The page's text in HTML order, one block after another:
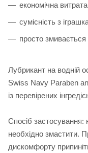
економічна
сумісність з
просто
Лубрикант на водній
Swiss Navy Paraben
із перевірених
Спосіб застосування:
необхідно змастити.
дискомфорту